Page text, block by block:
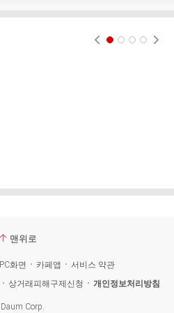
맨위로
PC화면 카페앱
서비스 약관
상거래피해구제신청 개인정보처리방침
Daum Corp.